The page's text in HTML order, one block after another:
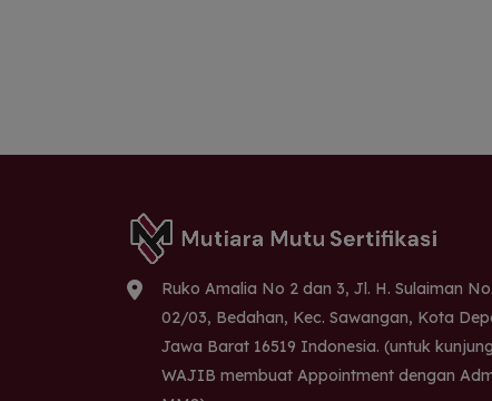
Ruko Amalia No 2 dan 3, Jl. H. Sulaiman
02/03, Bedahan, Kec. Sawangan, Kota
Jawa Barat 16519 Indonesia. (untuk
WAJIB membuat Appointment dengan